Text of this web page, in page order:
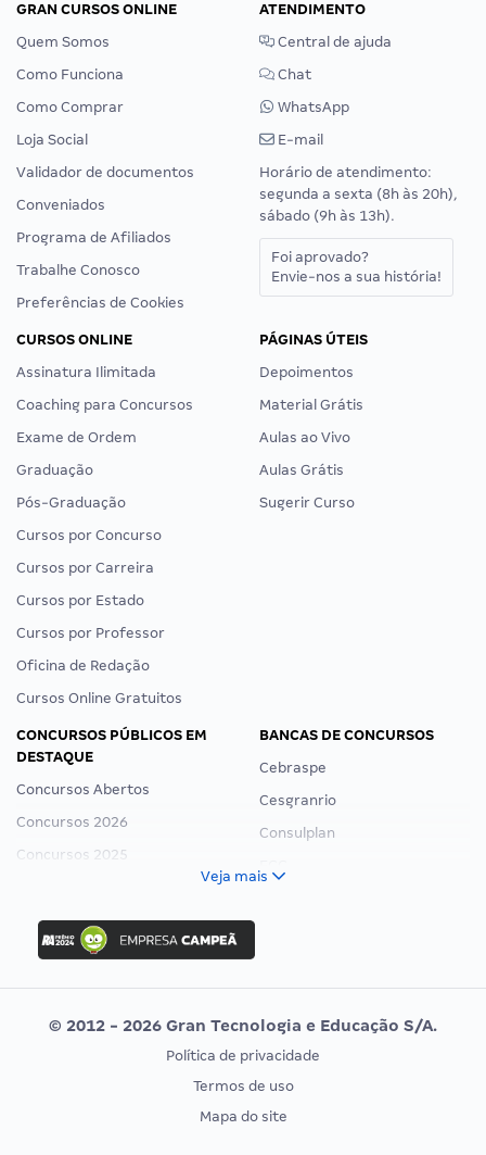
GRAN CURSOS ONLINE
Quem Somos
Como Funciona
Como Comprar
Loja Social
Validador de documentos
Conveniados
Programa de Afiliados
Trabalhe Conosco
Preferências de Cookies
ATENDIMENTO
Central de ajuda
Chat
WhatsApp
E-mail
Horário de atendimento:
segunda a sexta (8h às 20h),
sábado (9h às 13h).
Foi aprovado?
Envie-nos a sua história!
CURSOS ONLINE
Assinatura Ilimitada
Coaching para Concursos
Exame de Ordem
Graduação
Pós-Graduação
Cursos por Concurso
Cursos por Carreira
Cursos por Estado
Cursos por Professor
Oficina de Redação
Cursos Online Gratuitos
PÁGINAS ÚTEIS
Depoimentos
Material Grátis
Aulas ao Vivo
Aulas Grátis
Sugerir Curso
CONCURSOS PÚBLICOS EM
DESTAQUE
Concursos Abertos
Concursos 2026
Concursos 2025
Concurso Ibama
Concurso MPU
Editais publicados
BANCAS DE CONCURSOS
Cebraspe
Cesgranrio
Consulplan
Vunesp
CONCURSOS POR PROFISSÃO
EXAME DE ORDEM
Veja mais
© 2012 - 2026 Gran Tecnologia e Educação S/A.
Política de privacidade
Termos de uso
Mapa do site